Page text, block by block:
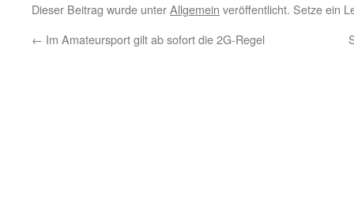
Dieser Beitrag wurde unterAllgemein veröffentlicht. Setze ein
← Im Amateursport gilt ab sofort die 2G-Regel